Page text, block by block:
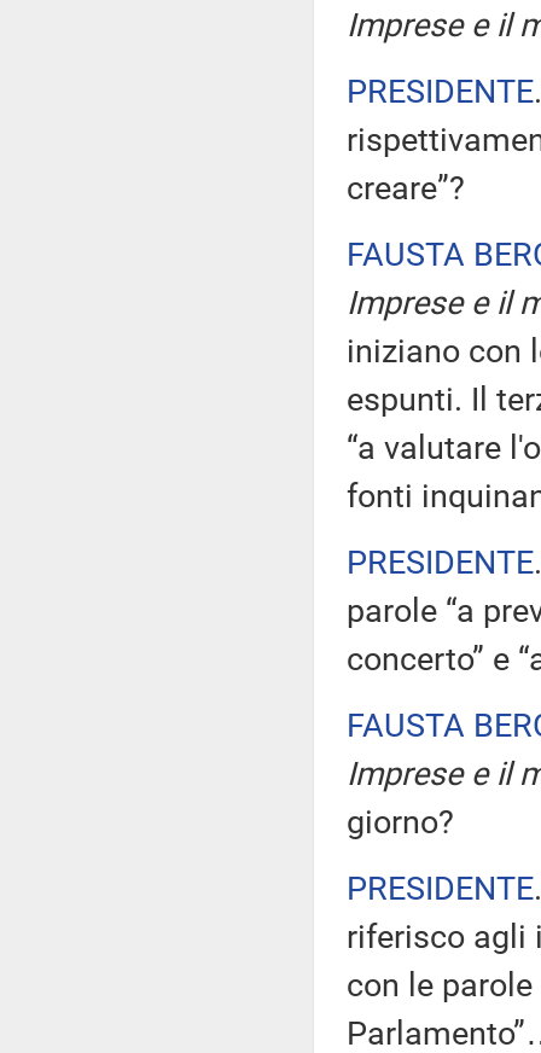
Imprese e il
PRESIDENTE
creare”?
FAUSTA
Imprese e il
iniziano con
espunti. Il
“a valutare
fonti
PRESIDENTE
parole “a
concerto” e
FAUSTA
Imprese e il
giorno?
PRESIDENTE
riferisco agli
con le parole